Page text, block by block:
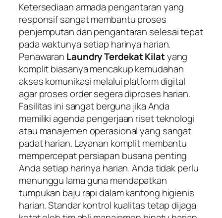
Ketersediaan armada pengantaran yang
responsif sangat membantu proses
penjemputan dan pengantaran selesai tepat
pada waktunya setiap harinya harian.
Penawaran Laundry Terdekat Kilatyang
komplit biasanya mencakup kemudahan
akses komunikasi melalui platform digital
agar proses order segera diproses harian.
Fasilitas ini sangat berguna jika Anda
memiliki agenda pengerjaan riset teknologi
atau manajemen operasional yang sangat
padat harian. Layanan komplit membantu
mempercepat persiapan busana penting
Anda setiap harinya harian. Anda tidak perlu
menunggu lama guna mendapatkan
tumpukan baju rapi dalam kantong higienis
harian. Standar kontrol kualitas tetap dijaga